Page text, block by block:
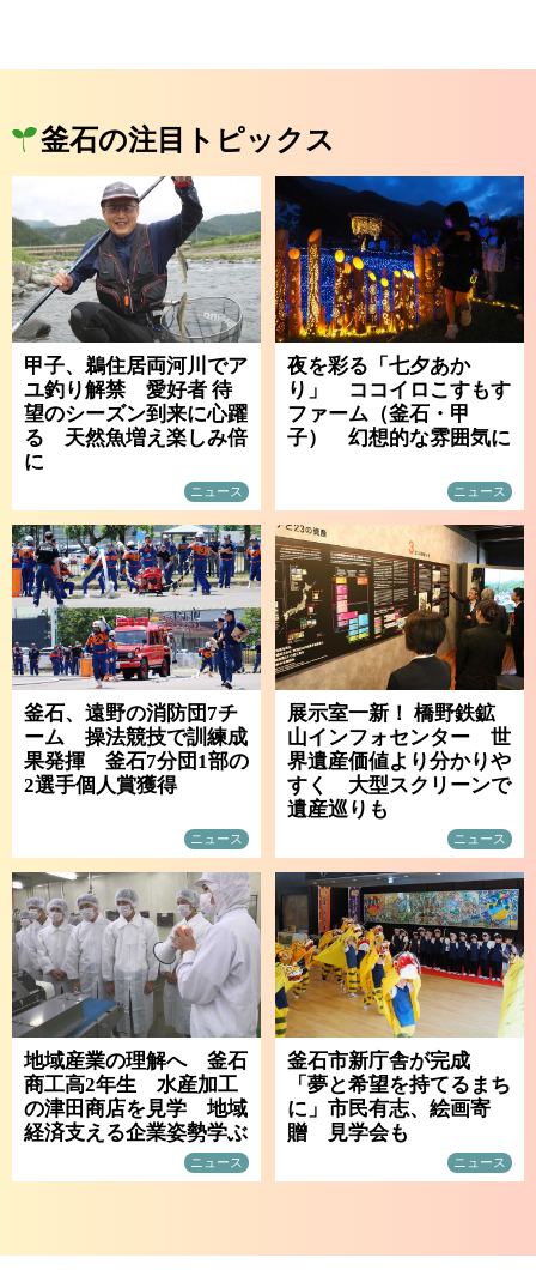
釜石の注目トピックス
甲子、鵜住居両河川でア
ユ釣り解禁 愛好者 待
望のシーズン到来に心躍
る 天然魚増え楽しみ倍
に
ニュース
夜を彩る「七夕あか
り」 ココイロこすもす
ファーム（釜石・甲
子） 幻想的な雰囲気に
ニュース
釜石、遠野の消防団7チ
ーム 操法競技で訓練成
果発揮 釜石7分団1部の
2選手個人賞獲得
ニュース
展示室一新！ 橋野鉄鉱
山インフォセンター 世
界遺産価値より分かりや
すく 大型スクリーンで
遺産巡りも
ニュース
地域産業の理解へ 釜石
商工高2年生 水産加工
の津田商店を見学 地域
経済支える企業姿勢学ぶ
ニュース
釜石市新庁舎が完成
「夢と希望を持てるまち
に」市民有志、絵画寄
贈 見学会も
ニュース